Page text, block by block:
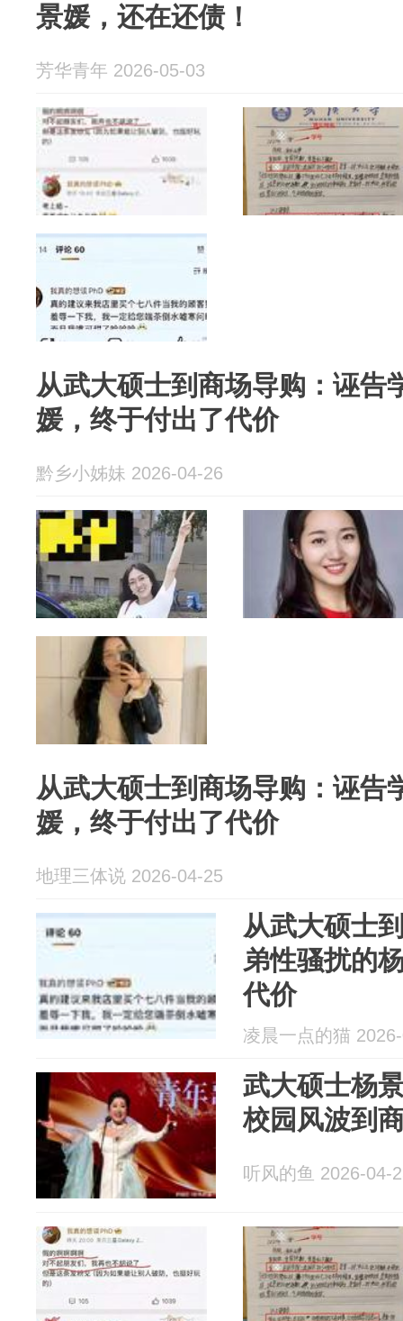
景媛，还在还债！
芳华青年 2026-05-03
从武大硕士到商场导购：诬告
媛，终于付出了代价
黔乡小姊妹 2026-04-26
从武大硕士到商场导购：诬告
媛，终于付出了代价
地理三体说 2026-04-25
从武大硕士
弟性骚扰的
代价
凌晨一点的猫
武大硕士杨
校园风波到
听风的鱼 2026-04-